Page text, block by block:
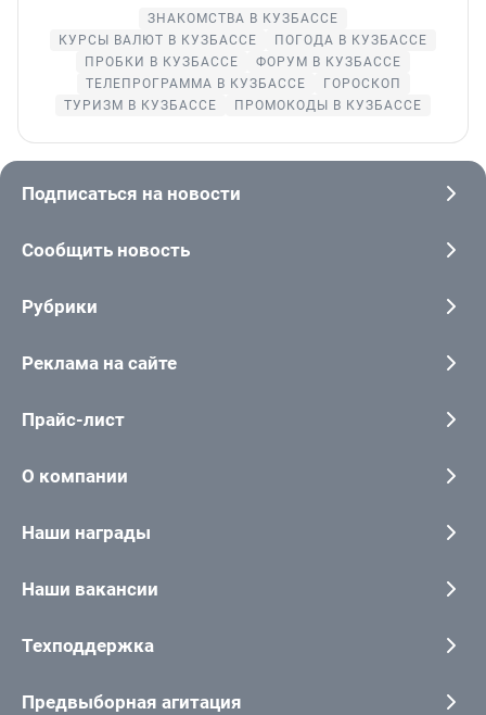
ЗНАКОМСТВА В КУЗБАССЕ
КУРСЫ ВАЛЮТ В КУЗБАССЕ
ПОГОДА В КУЗБАССЕ
ПРОБКИ В КУЗБАССЕ
ФОРУМ В КУЗБАССЕ
ТЕЛЕПРОГРАММА В КУЗБАССЕ
ГОРОСКОП
ТУРИЗМ В КУЗБАССЕ
ПРОМОКОДЫ В КУЗБАССЕ
Подписаться на новости
Сообщить новость
Рубрики
Реклама на сайте
Прайс-лист
О компании
Наши награды
Наши вакансии
Техподдержка
Предвыборная агитация